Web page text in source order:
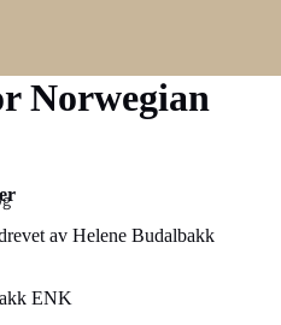
Norwegian
av Helene Budalbakk
ENK